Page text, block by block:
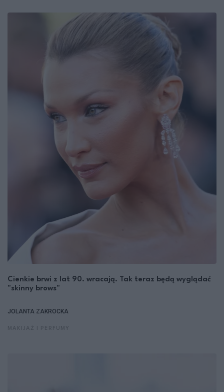
Cienkie brwi z lat 90. wracają. Tak teraz będą wyglądać
"skinny brows"
JOLANTA ZAKROCKA